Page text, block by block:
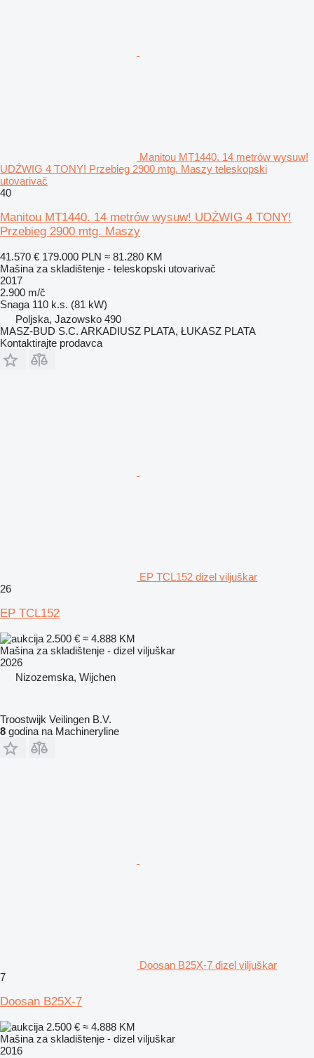
Manitou MT1440. 14 metrów wysuw!
UDŹWIG 4 TONY! Przebieg 2900 mtg. Maszy teleskopski
utovarivač
40
Manitou MT1440. 14 metrów wysuw! UDŹWIG 4 TONY!
Przebieg 2900 mtg. Maszy
41.570 € 179.000 PLN ≈ 81.280 KM
Mašina za skladištenje - teleskopski utovarivač
2017
2.900 m/č
Snaga 110 k.s. (81 kW)
Poljska, Jazowsko 490
MASZ-BUD S.C. ARKADIUSZ PLATA, ŁUKASZ PLATA
Kontaktirajte prodavca
EP TCL152 dizel viljuškar
26
EP TCL152
2.500 € ≈ 4.888 KM
Mašina za skladištenje - dizel viljuškar
2026
Nizozemska, Wijchen
Troostwijk Veilingen B.V.
8 godina na Machineryline
Doosan B25X-7 dizel viljuškar
7
Doosan B25X-7
2.500 € ≈ 4.888 KM
Mašina za skladištenje - dizel viljuškar
2016